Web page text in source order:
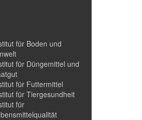
für Boden und
für Düngemittel und
für Futtermittel
für Tiergesundheit
für